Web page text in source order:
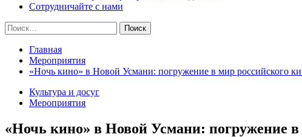
Сотрудничайте с нами
Найти:
Главная
Мероприятия
«Ночь кино» в Новой Усмани: погружение в мир российского
Культура и досуг
Мероприятия
«Ночь кино» в Новой Усмани: погружение